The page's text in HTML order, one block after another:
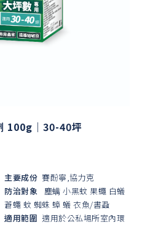
100g｜30-40坪
主要成份 賽酚寧,協力克
防治對象
塵螨 小黑蚊 果蠅 白蟻
蒼蠅 蚊 蜘蛛 蟑 蟻 衣魚/書蝨
適用範圍 適用於公私場所室內環